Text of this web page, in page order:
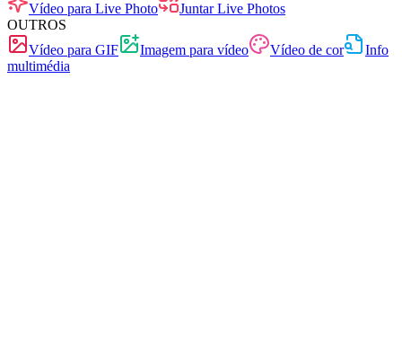
Vídeo para Live Photo
Juntar Live Photos
OUTROS
Vídeo para GIF
Imagem para vídeo Vídeo de cor
Info
multimédia